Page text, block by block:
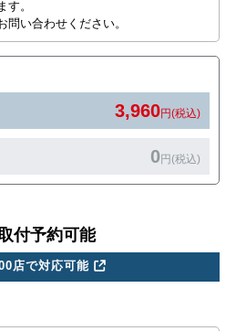
す。
い合わせください。
3,960円(税込)
0円(税込)
付予約可能
店で対応可能